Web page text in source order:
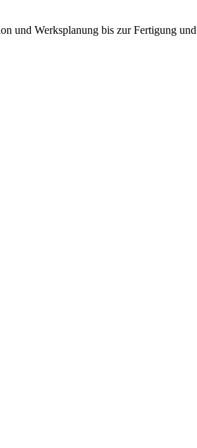
und Werksplanung bis zur Fertigung